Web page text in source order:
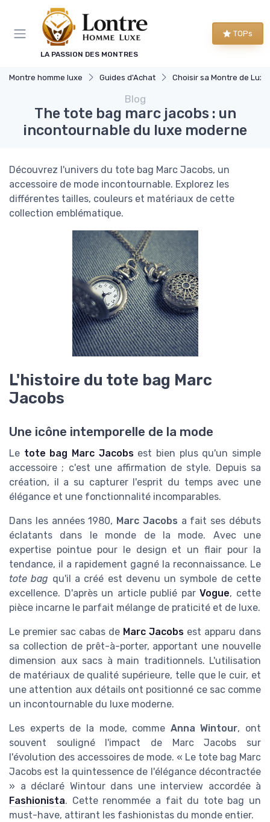
LA PASSION DES MONTRES
TOPs
Montre homme luxe Guides d'Achat Choisir sa Montre de Luxe
Blog
The tote bag marc jacobs : un
incontournable du luxe moderne
Découvrez l'univers du tote bag Marc Jacobs, un
accessoire de mode incontournable. Explorez les
différentes tailles, couleurs et matériaux de cette
collection emblématique.
L'histoire du tote bag Marc
Jacobs
Une icône intemporelle de la mode
Le tote bag Marc Jacobsest bien plus qu'un simple
accessoire ; c'est une affirmation de style. Depuis sa
création, il a su capturer l'esprit du temps avec une
élégance et une fonctionnalité incomparables.
Dans les années 1980, Marc Jacobs a fait ses débuts
éclatants dans le monde de la mode. Avec une
expertise pointue pour le design et un flair pour la
tendance, il a rapidement gagné la reconnaissance. Le
tote bag qu'il a créé est devenu un symbole de cette
excellence. D'après un article publié parVogue, cette
pièce incarne le parfait mélange de praticité et de luxe.
Le premier sac cabas de Marc Jacobs est apparu dans
sa collection de prêt-à-porter, apportant une nouvelle
dimension aux sacs à main traditionnels. L'utilisation
de matériaux de qualité supérieure, telle que le cuir, et
une attention aux détails ont positionné ce sac comme
un incontournable du luxe moderne.
Les experts de la mode, comme Anna Wintour, ont
souvent souligné l'impact de Marc Jacobs sur
l'évolution des accessoires de mode. « Le tote bag Marc
Jacobs est la quintessence de l'élégance décontractée
» a déclaré Wintour dans une interview accordée à
Fashionista. Cette renommée a fait du tote bag un
must-have, attirant les fashionistas du monde entier.
Panneau de gestion des cookies